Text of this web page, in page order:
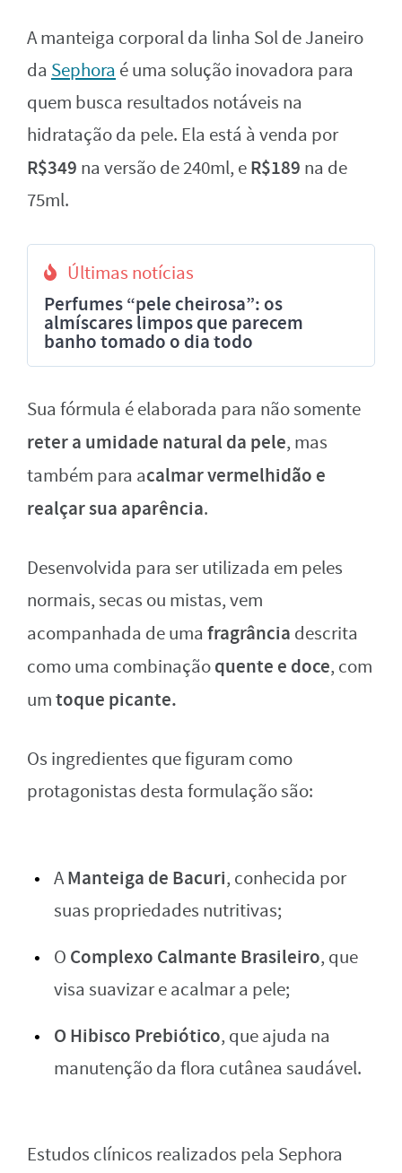
A manteiga corporal da linha Sol de Janeiro
da Sephora é uma solução inovadora para
quem busca resultados notáveis na
hidratação da pele. Ela está à venda por
R$349 na versão de 240ml, eR$189 na de
75ml.
Últimas notícias
Perfumes “pele cheirosa”: os
almíscares limpos que parecem
banho tomado o dia todo
Sua fórmula é elaborada para não somente
reter a umidade natural da pele, mas
também para acalmar vermelhidão e
realçar sua aparência.
Desenvolvida para ser utilizada em peles
normais, secas ou mistas, vem
acompanhada de uma fragrância descrita
como uma combinaçãoquente e doce, com
umtoque picante.
Os ingredientes que figuram como
protagonistas desta formulação são:
AManteiga de Bacuri, conhecida por
suas propriedades nutritivas;
O Complexo Calmante Brasileiro, que
visa suavizar e acalmar a pele;
O Hibisco Prebiótico, que ajuda na
manutenção da flora cutânea saudável.
Estudos clínicos realizados pela Sephora